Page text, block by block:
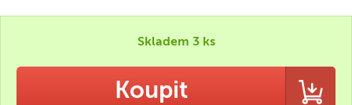
Skladem 3 ks
Koupit